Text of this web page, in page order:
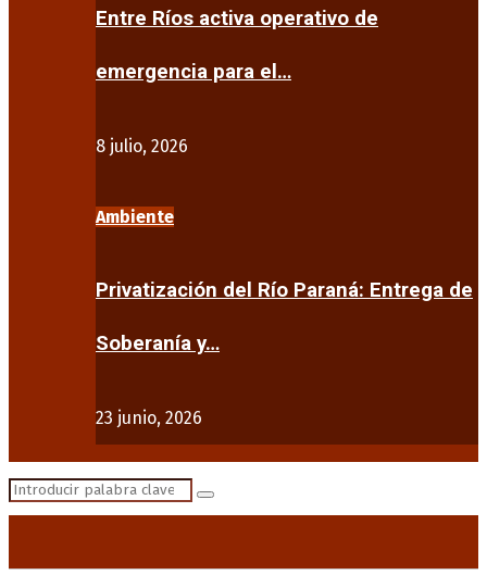
Entre Ríos activa operativo de
emergencia para el…
8 julio, 2026
Ambiente
Privatización del Río Paraná: Entrega de
Soberanía y…
23 junio, 2026
Search
Search